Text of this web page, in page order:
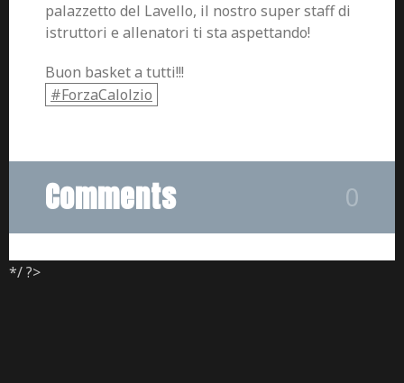
palazzetto del Lavello, il nostro super staff di
istruttori e allenatori ti sta aspettando!
Buon basket a tutti!!!
#ForzaCalolzio
Comments 0
*/ ?>